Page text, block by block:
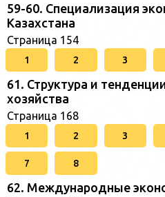
59-60. Специализация
Казахстана
Страница 154
1 2 3
61. Структура и
хозяйства
Страница 168
1 2 3
7 8
62. Международные